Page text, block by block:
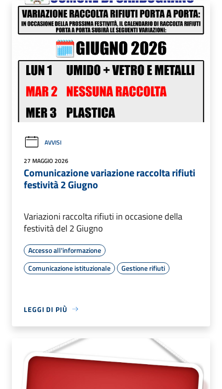
AVVISI
27 MAGGIO 2026
Comunicazione variazione raccolta rifiuti
festività 2 Giugno
Variazioni raccolta rifiuti in occasione della
festività del 2 Giugno
Accesso all'informazione
Comunicazione istituzionale
Gestione rifiuti
LEGGI DI PIÙ